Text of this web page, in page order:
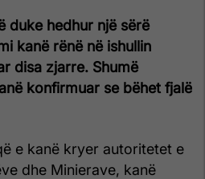
duke hedhur një sërë
kanë rënë në ishullin
disa zjarre. Shumë
konfirmuar se bëhet fjalë
e kanë kryer autoritetet e
dhe Minierave, kanë